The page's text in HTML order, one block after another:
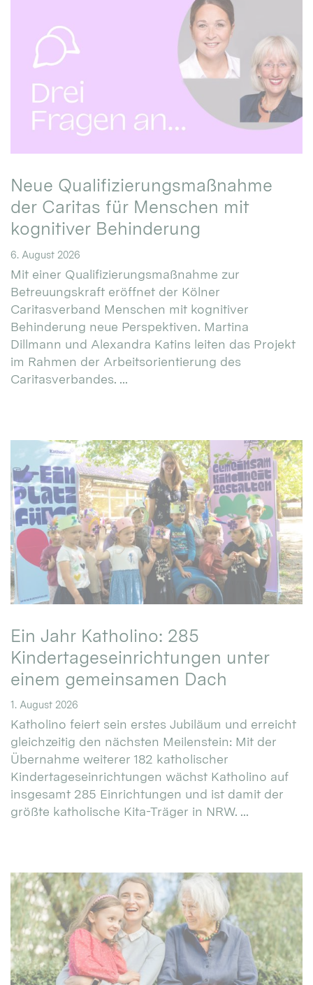
Neue Qualifizierungsmaßnahme
der Caritas für Menschen mit
kognitiver Behinderung
6. August 2026
Mit einer Qualifizierungsmaßnahme zur
Betreuungskraft eröffnet der Kölner
Caritasverband Menschen mit kognitiver
Behinderung neue Perspektiven. Martina
Dillmann und Alexandra Katins leiten das Projekt
im Rahmen der Arbeitsorientierung des
Caritasverbandes. ...
Ein Jahr Katholino: 285
Kindertageseinrichtungen unter
einem gemeinsamen Dach
1. August 2026
Katholino feiert sein erstes Jubiläum und erreicht
gleichzeitig den nächsten Meilenstein: Mit der
Übernahme weiterer 182 katholischer
Kindertageseinrichtungen wächst Katholino auf
insgesamt 285 Einrichtungen und ist damit der
größte katholische Kita-Träger in NRW. ...